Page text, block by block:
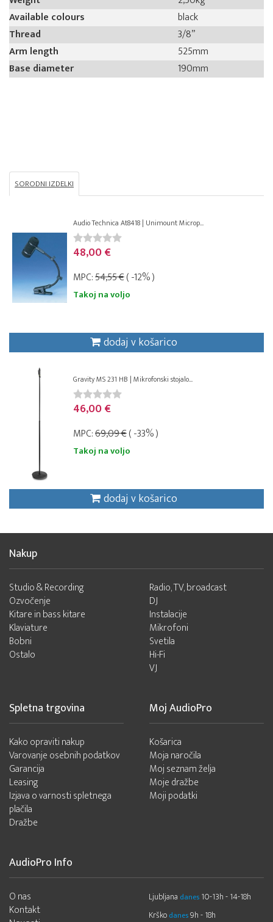
Available colours
black
Thread
3/8”
Arm length
525mm
Base diameter
190mm
SORODNI IZDELKI
Audio Technica At8418 | Unimount Microp...
48,00 €
MPC:54,55 €( -12% )
Takoj na voljo
dodaj v košarico
Gravity MS 231 HB | Mikrofonski stojalo...
46,00 €
MPC:69,09 €( -33% )
Takoj na voljo
dodaj v košarico
Nakup
Studio & Recording
Ozvočenje
Kitare in bass kitare
Klaviature
Bobni
Ostalo
Radio, TV, broadcast
DJ
Instalacije
Mikrofoni
Svetila
Hi-Fi
VJ
Spletna trgovina
Kako opraviti nakup
Varovanje osebnih podatkov
Garancija
Leasing
Izjava o varnosti spletnega
plačila
Dražbe
Moj AudioPro
Košarica
Moja naročila
Moj seznam želja
Moje dražbe
Moji podatki
AudioPro Info
O nas
Kontakt
Ljubljana danes 10-13h - 14-18h
Krško danes9h - 18h